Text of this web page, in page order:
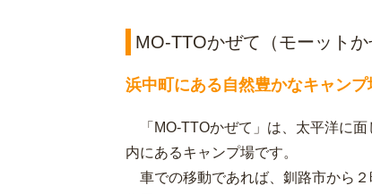
MO-TTOかぜて（モーット
浜中町にある自然豊かなキャンプ
「MO-TTOかぜて」は、太平洋に面
内にあるキャンプ場です。
車での移動であれば、釧路市から